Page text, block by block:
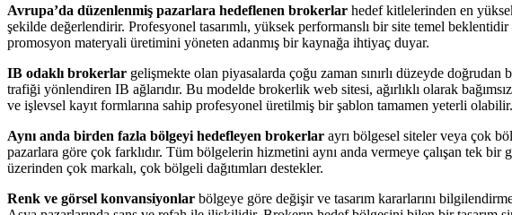
Avrupa’da düzenlenmiş pazarlara hedeflenen brokerlar hedef kitlelerinden en
şekilde değerlendirir. Profesyonel tasarımlı, yüksek performanslı bir site temel
promosyon materyali üretimini yöneten adanmış bir kaynağa ihtiyaç duyar.
IB odaklı brokerlar gelişmekte olan piyasalarda çoğu zaman sınırlı düzeyde
trafiği yönlendiren IB ağlarıdır. Bu modelde brokerlik web sitesi, ağırlıklı olarak
ve işlevsel kayıt formlarına sahip profesyonel üretilmiş bir şablon tamamen yeterli olabilir.
Aynı anda birden fazla bölgeyi hedefleyen brokerlar ayrı bölgesel siteler veya çok
pazarlara göre çok farklıdır. Tüm bölgelerin hizmetini aynı anda vermeye çalışan tek
üzerinden çok markalı, çok bölgeli dağıtımları destekler.
Renk ve görsel konvansiyonlar bölgeye göre değişir ve tasarım kararlarını